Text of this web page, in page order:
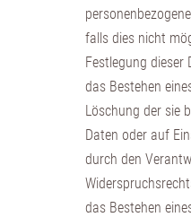
falls dies nicht
Festlegung dieser
das Bestehen
Löschung der sie
Daten oder auf
durch den
das Bestehen